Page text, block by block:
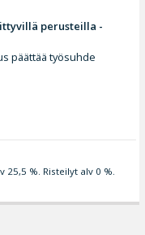
perusteilla -
päättää työsuhde
%. Risteilyt alv 0 %.